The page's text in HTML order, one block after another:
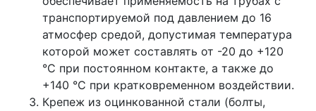
транспортируемой под давлением до 16
атмосфер средой, допустимая температура
которой может составлять от -20 до +120
°C при постоянном контакте, а также до
+140 °C при кратковременном воздействии.
Крепеж из оцинкованной стали (болты,